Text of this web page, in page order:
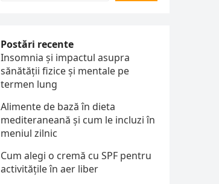
Postări recente
Insomnia și impactul asupra
sănătății fizice și mentale pe
termen lung
Alimente de bază în dieta
mediteraneană și cum le incluzi în
meniul zilnic
Cum alegi o cremă cu SPF pentru
activitățile în aer liber